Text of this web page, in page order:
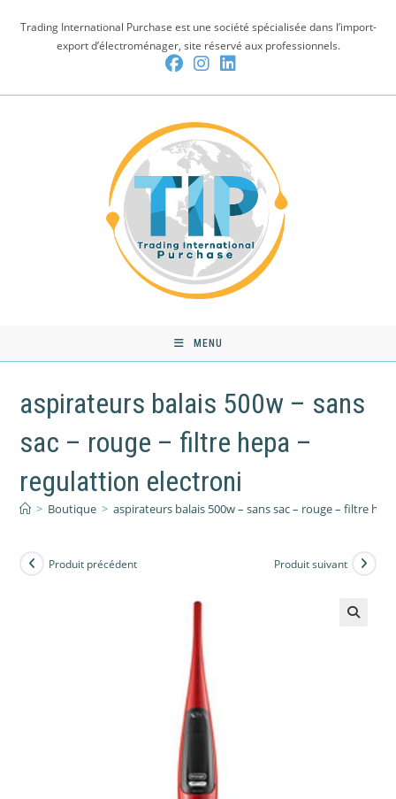
Trading International Purchase est une société spécialisée dans l’import-
export d’électroménager, site réservé aux professionnels.
MENU
aspirateurs balais 500w – sans
sac – rouge – filtre hepa –
regulattion electroni
> Boutique > aspirateurs balais 500w – sans sac – rouge – filtre
Produit précédent Produit suivant